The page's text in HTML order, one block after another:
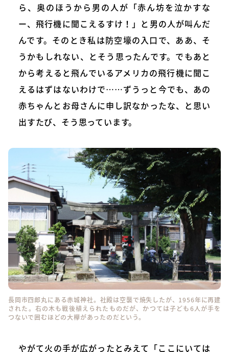
ら、奥のほうから男の人が「赤ん坊を泣かすな
ー、飛行機に聞こえるすけ！」と男の人が叫んだ
んです。そのとき私は防空壕の入口で、ああ、そ
うかもしれない、とそう思ったんです。でもあと
から考えると飛んでいるアメリカの飛行機に聞こ
えるはずはないわけで……ずうっと今でも、あの
赤ちゃんとお母さんに申し訳なかったな、と思い
出すたび、そう思っています。
長岡市四郎丸にある赤城神社。社殿は空襲で焼失したが、1956年に再建
された。右の木も戦後植えられたものだが、かつては子ども6人が手を
つないで囲むほどの大欅があったのだという。
やがて火の手が広がったとみえて「ここにいては